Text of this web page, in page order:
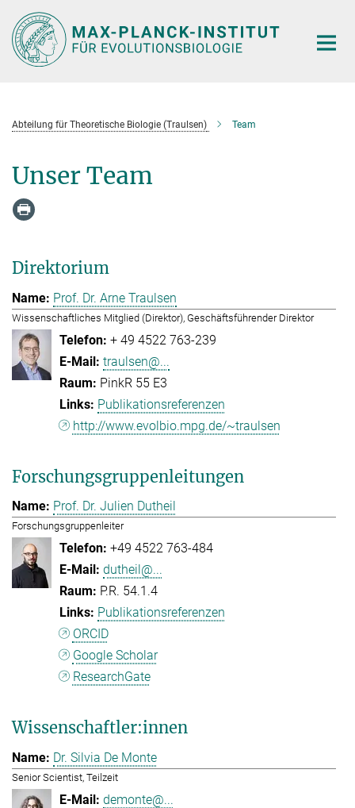
Hauptinhalt
Abteilung für Theoretische Biologie (Traulsen) Team
Unser Team
Direktorium
Prof. Dr. Arne Traulsen
Wissenschaftliches Mitglied (Direktor), Geschäftsführender Direktor
+ 49 4522 763-239
traulsen@...
PinkR 55 E3
Publikationsreferenzen
http://www.evolbio.mpg.de/~traulsen
Forschungsgruppenleitungen
Prof. Dr. Julien Dutheil
Forschungsgruppenleiter
+49 4522 763-484
dutheil@...
P.R. 54.1.4
Publikationsreferenzen
ORCID
Google Scholar
ResearchGate
Wissenschaftler:innen
Dr. Silvia De Monte
Senior Scientist, Teilzeit
demonte@...